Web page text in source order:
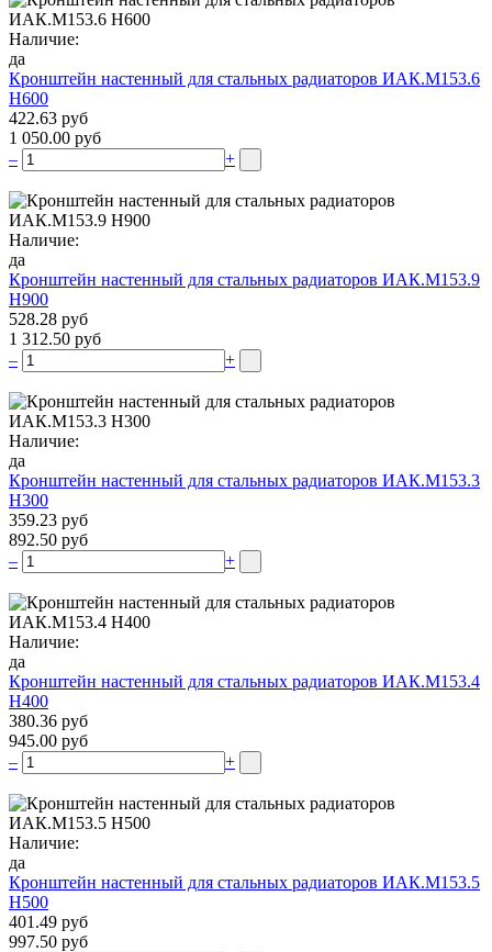
Наличие:
да
Кронштейн настенный для стальных радиаторов ИАК.М153.6
Н600
422.63 руб
1 050.00 руб
–
+
Наличие:
да
Кронштейн настенный для стальных радиаторов ИАК.М153.9
Н900
528.28 руб
1 312.50 руб
–
+
Наличие:
да
Кронштейн настенный для стальных радиаторов ИАК.М153.3
Н300
359.23 руб
892.50 руб
–
+
Наличие:
да
Кронштейн настенный для стальных радиаторов ИАК.М153.4
Н400
380.36 руб
945.00 руб
–
+
Наличие:
да
Кронштейн настенный для стальных радиаторов ИАК.М153.5
Н500
401.49 руб
997.50 руб